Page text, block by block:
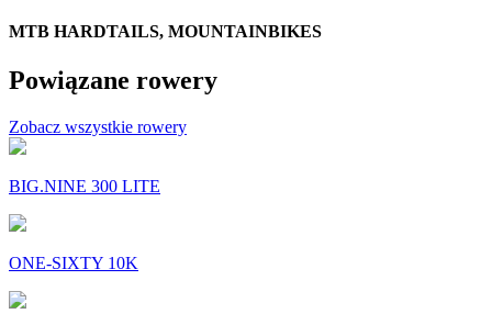
MTB HARDTAILS, MOUNTAINBIKES
Powiązane rowery
Zobacz wszystkie rowery
BIG.NINE 300 LITE
ONE-SIXTY 10K